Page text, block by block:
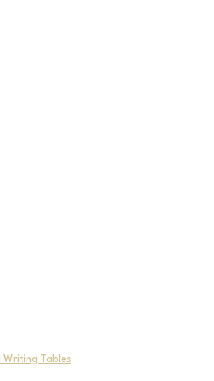
Writing Tables